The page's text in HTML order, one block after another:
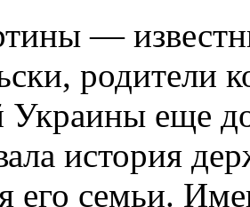
—
родители
Украины еще
история
его семьи.